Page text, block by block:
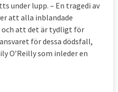
under lupp. – En tragedi av
att alla inblandade
att det är tydligt för
för dessa dödsfall,
O’Reilly som inleder en